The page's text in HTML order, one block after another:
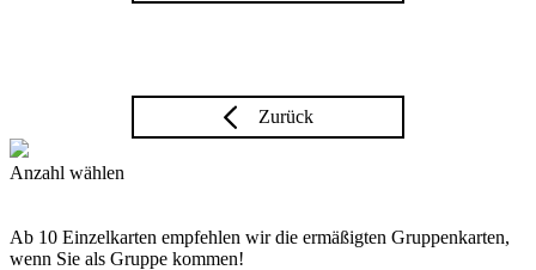
Zurück
Anzahl wählen
Ab 10 Einzelkarten empfehlen wir die ermäßigten Gruppenkarten,
wenn Sie als Gruppe kommen!